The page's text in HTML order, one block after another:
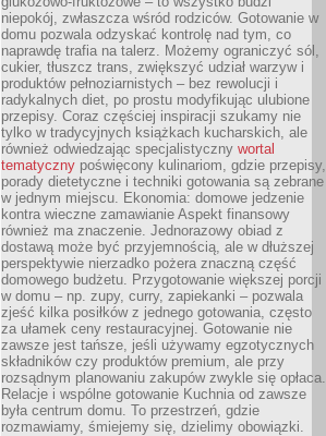
niepokój, zwłaszcza wśród rodziców. Gotowanie w
domu pozwala odzyskać kontrolę nad tym, co
naprawdę trafia na talerz. Możemy ograniczyć sól,
cukier, tłuszcz trans, zwiększyć udział warzyw i
produktów pełnoziarnistych – bez rewolucji i
radykalnych diet, po prostu modyfikując ulubione
przepisy. Coraz częściej inspiracji szukamy nie
tylko w tradycyjnych książkach kucharskich, ale
również odwiedzając specjalistyczny wortal
tematyczny poświęcony kulinariom, gdzie przepisy,
porady dietetyczne i techniki gotowania są zebrane
w jednym miejscu. Ekonomia: domowe jedzenie
kontra wieczne zamawianie Aspekt finansowy
również ma znaczenie. Jednorazowy obiad z
dostawą może być przyjemnością, ale w dłuższej
perspektywie nierzadko pożera znaczną część
domowego budżetu. Przygotowanie większej porcji
w domu – np. zupy, curry, zapiekanki – pozwala
zjeść kilka posiłków z jednego gotowania, często
za ułamek ceny restauracyjnej. Gotowanie nie
zawsze jest tańsze, jeśli używamy egzotycznych
składników czy produktów premium, ale przy
rozsądnym planowaniu zakupów zwykle się opłaca.
Relacje i wspólne gotowanie Kuchnia od zawsze
była centrum domu. To przestrzeń, gdzie
rozmawiamy, śmiejemy się, dzielimy obowiązki.